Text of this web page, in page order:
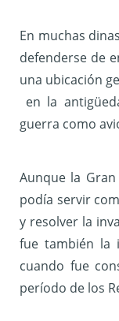
En muchas
defenderse de
una ubicación
en la
guerra como
Aunque la
podía servir
y resolver la
fue también la
cuando fue
período de los